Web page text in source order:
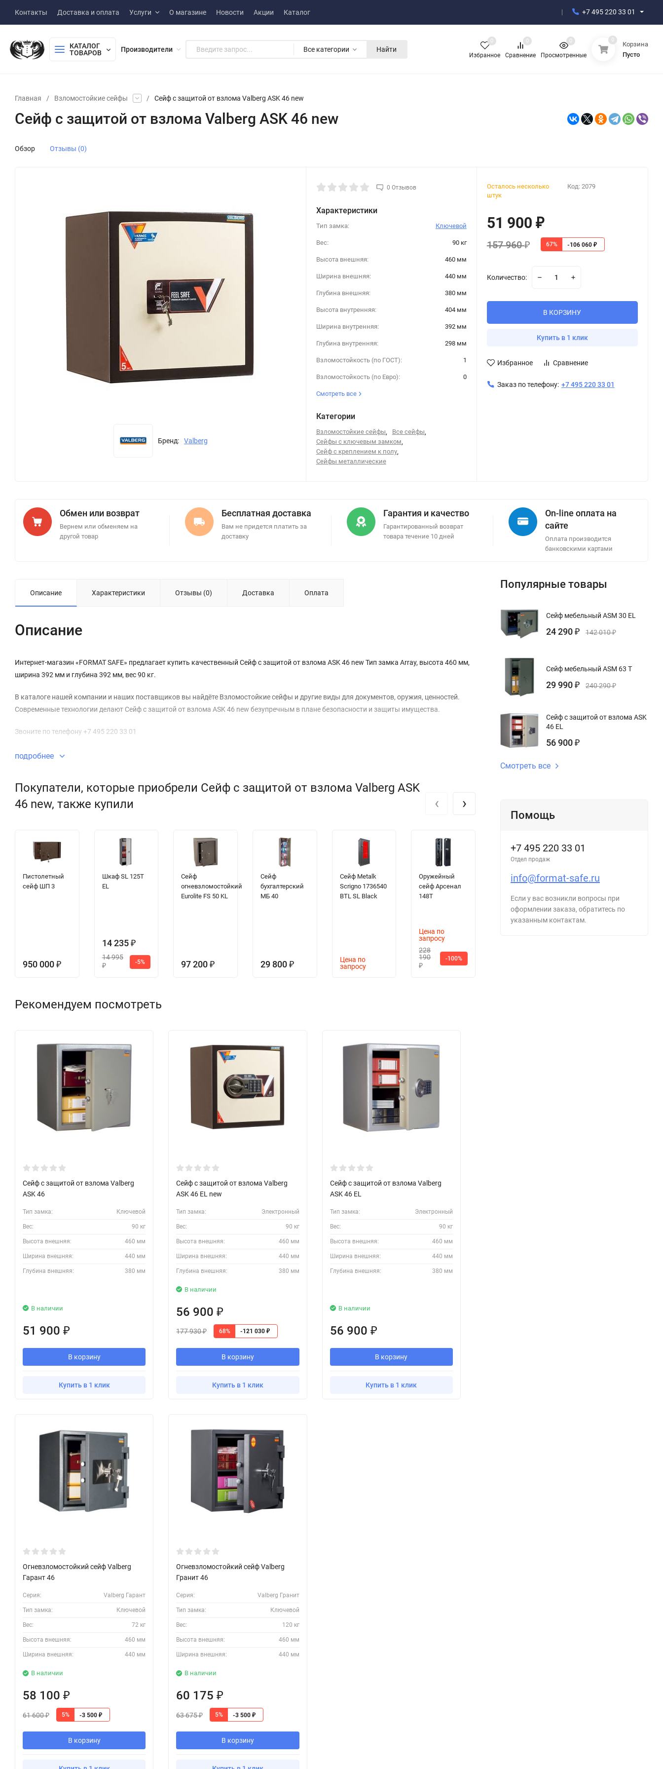
Контакты Доставка и оплата Услуги О магазине Новости Акции Каталог +7 495 220 33 01
КАТАЛОГ
ТОВАРОВ
Производители Все категории Найти
Избранное
0
Сравнение
0
Просмотренные
0 0
Корзина
Пусто
Главная / Взломостойкие сейфы / Сейф с защитой от взлома Valberg ASK 46 new
Сейф с защитой от взлома Valberg ASK 46 new
Обзор Отзывы (0)
Бренд: Valberg
0 Отзывов
Характеристики
Тип замка: Ключевой
Вес: 90 кг
Высота внешняя: 460 мм
Ширина внешняя: 440 мм
Глубина внешняя: 380 мм
Высота внутренняя: 404 мм
Ширина внутренняя: 392 мм
Глубина внутренняя: 298 мм
Взломостойкость (по ГОСТ): 1
Взломостойкость (по Евро): 0
Смотреть все
Категории
Взломостойкие сейфы, Все сейфы,
Сейфы с ключевым замком,
Сейф с креплением к полу,
Сейфы металлические
Осталось несколько
штук
Код: 2079
51 900 ₽
157 960₽ 67% -106 060 ₽
Количество:
В КОРЗИНУ
Купить в 1 клик
Избранное Сравнение
Заказ по телефону: +7 495 220 33 01
Обмен или возврат
Вернем или обменяем на
другой товар
Бесплатная доставка
Вам не придется платить за
доставку
Гарантия и качество
Гарантированный возврат
товара течение 10 дней
On-line оплата на
сайте
Оплата производится
банковскими картами
Описание Характеристики Отзывы (0) Доставка Оплата
Описание
Интернет-магазин «FORMAT SAFE» предлагает купить качественный Сейф с защитой от взлома ASK 46 new Тип замка Array, высота 460 мм,
ширина 392 мм и глубина 392 мм, вес 90 кг.
В каталоге нашей компании и наших поставщиков вы найдёте Взломостойкие сейфы и другие виды для документов, оружия, ценностей.
Современные технологии делают Сейф с защитой от взлома ASK 46 new безупречным в плане безопасности и защиты имущества.
Звоните по телефону +7 495 220 33 01
подробнее
Покупатели, которые приобрели Сейф с защитой от взлома Valberg ASK
46 new, также купили
Пистолетный
сейф ШП 3
950 000 ₽
Шкаф SL 125T
EL
14 235 ₽
14 995
₽
-5%
Сейф
огневзломостойкий
Eurolite FS 50 KL
97 200₽
Сейф
бухгалтерский
МБ 40
29 800 ₽
Сейф Metalk
Scrigno 1736540
BTL SL Black
Цена по
запросу
Оружейный
сейф Арсенал
148Т
Цена по
запросу
228
190
₽
-100%
Сейф TSS 160
Сейф Trident
‹ ›
Рекомендуем посмотреть
Сейф с защитой от взлома Valberg
ASK 46
Тип замка: Ключевой
Вес: 90 кг
Высота внешняя: 460 мм
Ширина внешняя: 440 мм
Глубина внешняя: 380 мм
В наличии
51 900 ₽
В корзину
Купить в 1 клик
Сейф с защитой от взлома Valberg
ASK 46 EL new
Тип замка: Электронный
Вес: 90 кг
Высота внешняя: 460 мм
Ширина внешняя: 440 мм
Глубина внешняя: 380 мм
В наличии
56 900₽
177 930₽ 68% -121 030₽
В корзину
Купить в 1 клик
Сейф с защитой от взлома Valberg
ASK 46 EL
Тип замка: Электронный
Вес: 90 кг
Высота внешняя: 460 мм
Ширина внешняя: 440 мм
Глубина внешняя: 380 мм
В наличии
56 900 ₽
В корзину
Купить в 1 клик
Огневзломостойкий сейф Valberg
Гарант 46
Серия: Valberg Гарант
Тип замка: Ключевой
Вес: 72 кг
Высота внешняя: 460 мм
Ширина внешняя: 440 мм
В наличии
58 100 ₽
61 600₽ 5% -3 500 ₽
В корзину
Огневзломостойкий сейф Valberg
Гранит 46
Серия: Valberg Гранит
Тип замка: Ключевой
Вес: 120 кг
Высота внешняя: 460 мм
Ширина внешняя: 440 мм
В наличии
60 175₽
63 675₽ 5% -3 500₽
В корзину
Популярные товары
Сейф мебельный ASM 30 EL
24 290 ₽ 142 010₽
Сейф мебельный ASM 63 T
29 990 ₽ 240 290₽
Сейф с защитой от взлома ASK
46 EL
56 900 ₽
Смотреть все
Помощь
+7 495 220 33 01
Отдел продаж
info@format-safe.ru
Если у вас возникли вопросы при
оформлении заказа, обратитесь по
указанным контактам.